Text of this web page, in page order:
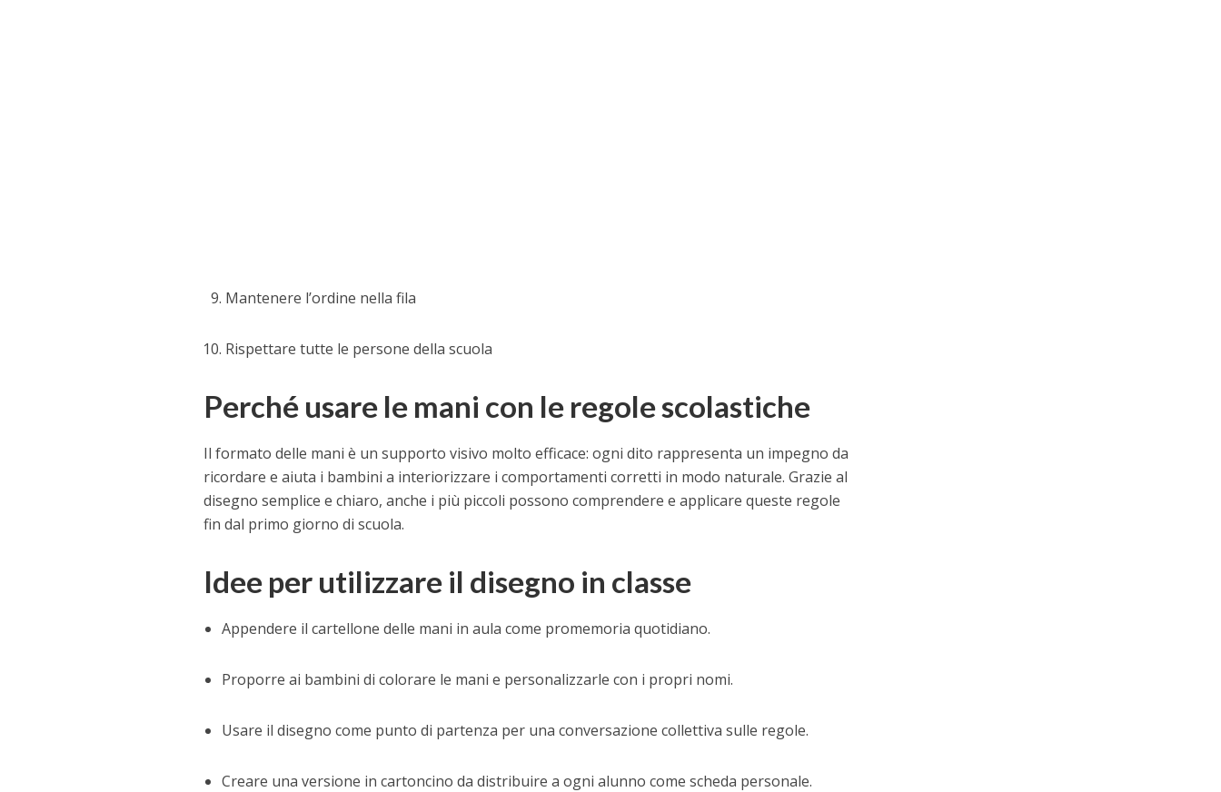
Mantenere l’ordine nella fila
Rispettare tutte le persone della scuola
Perché usare le mani con le regole scolastiche
Il formato delle mani è un supporto visivo molto efficace: ogni dito rappresenta un impegno da
ricordare e aiuta i bambini a interiorizzare i comportamenti corretti in modo naturale. Grazie al
disegno semplice e chiaro, anche i più piccoli possono comprendere e applicare queste regole
fin dal primo giorno di scuola.
Idee per utilizzare il disegno in classe
Appendere il cartellone delle mani in aula come promemoria quotidiano.
Proporre ai bambini di colorare le mani e personalizzarle con i propri nomi.
Usare il disegno come punto di partenza per una conversazione collettiva sulle regole.
Creare una versione in cartoncino da distribuire a ogni alunno come scheda personale.